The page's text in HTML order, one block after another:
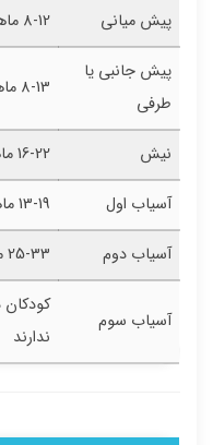
پیش میانی 8-12 ماهگی
پیش جانبی یا
طرفی
8-13 ماهگی
نیش 16-22 ماهگی
آسیاب اول
13-19 ماهگی
آسیاب دوم
25-33 ماهگی
آسیاب سوم
ندارند